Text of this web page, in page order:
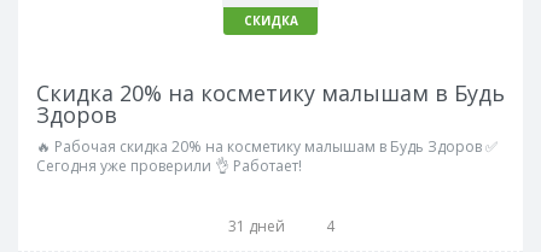
СКИДКА
Скидка 20% на косметику малышам в Будь
Здоров
🔥 Рабочая скидка 20% на косметику малышам в Будь Здоров ✅
Сегодня уже проверили 👌 Работает!
31 дней 4